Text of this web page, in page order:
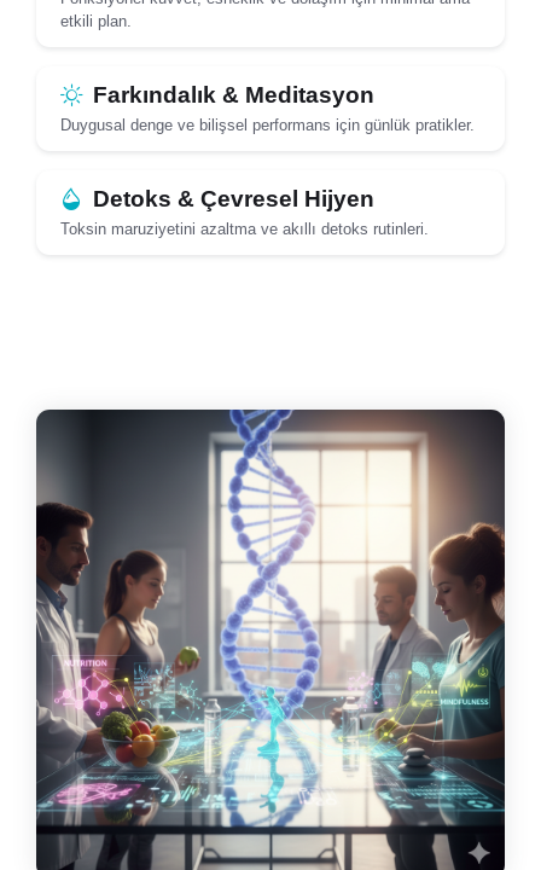
etkili plan.
Farkındalık & Meditasyon
Duygusal denge ve bilişsel performans için günlük pratikler.
Detoks & Çevresel Hijyen
Toksin maruziyetini azaltma ve akıllı detoks rutinleri.